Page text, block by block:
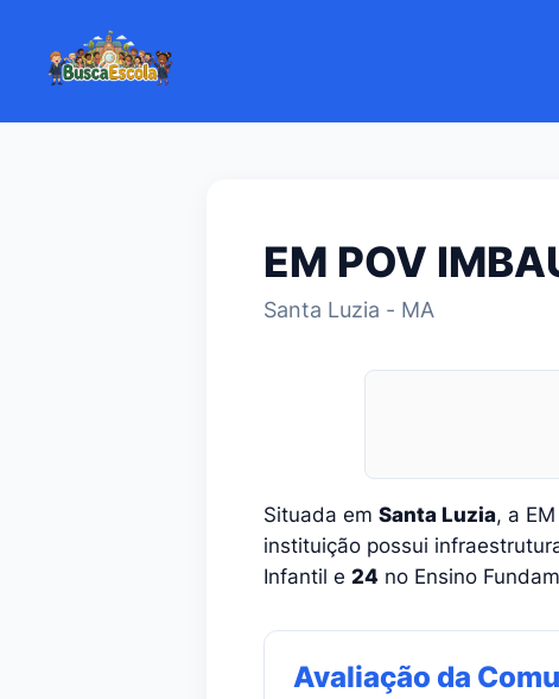
EM POV
Santa Luzia - MA
Situada em Santa Luzia, a
instituição possui
Infantil e 24 no Ensino
Avaliação da